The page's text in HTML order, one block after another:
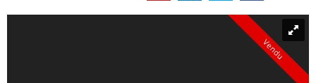
Vendu